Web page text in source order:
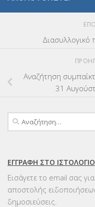
Αναζήτηση
31
Αναζήτηση
για:
ΕΓΓΡΑΦΉ ΣΤΟ
Εισάγετε το email σας
αποστολής
δημοσιεύσεις.